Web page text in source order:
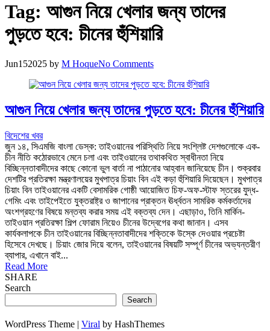
Tag: আগুন নিয়ে খেলার জন্য তাদের
পুড়তে হবে: চীনের হুঁশিয়ারি
Jun152025 by M HoqueNo Comments
আগুন নিয়ে খেলার জন্য তাদের পুড়তে হবে: চীনের হুঁশিয়ারি
বিদেশের খবর
জুন ১৪, সিএমজি বাংলা ডেস্ক: তাইওয়ানের পরিস্থিতি নিয়ে সংশ্লিষ্ট দেশগুলোকে এক-
চীন নীতি কঠোরভাবে মেনে চলা এবং তাইওয়ানের তথাকথিত স্বাধীনতা নিয়ে
বিচ্ছিন্নতাবাদীদের কাছে কোনো ভুল বার্তা না পাঠানোর আহ্বান জানিয়েছে চীন। শুক্রবার
দেশটির প্রতিরক্ষা মন্ত্রণালয়ের মুখপাত্র চিয়াং বিন এই কড়া হুঁশিয়ারি দিয়েছেন। মুখপাত্র
চিয়াং বিন তাইওয়ানের একটি বেসামরিক গোষ্ঠী আয়োজিত চিফ-অফ-স্টাফ স্তরের যুদ্ধ-
গেমিং এবং তাইপেইতে যুক্তরাষ্ট্র ও জাপানের প্রাক্তন ঊর্ধ্বতন সামরিক কর্মকর্তাদের
অংশগ্রহণের বিষয়ে মন্তব্য করার সময় এই বক্তব্য দেন। এছাড়াও, তিনি মার্কিন-
তাইওয়ান প্রতিরক্ষা শিল্প ফোরাম নিয়েও চীনের উদ্বেগের কথা জানান। এসব
কার্যকলাপকে চীন তাইওয়ানের বিচ্ছিন্নতাবাদীদের শক্তিকে উস্কে দেওয়ার প্রচেষ্টা
হিসেবে দেখছে। চিয়াং জোর দিয়ে বলেন, তাইওয়ানের বিষয়টি সম্পূর্ণ চীনের অভ্যন্তরীণ
ব্যাপার, এখানে বাই...
Read More
SHARE
Search
Search
WordPress Theme | Viral by HashThemes